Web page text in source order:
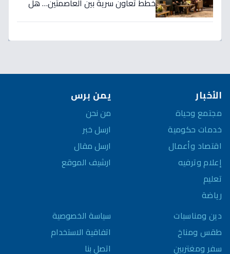
خطط تعاون سرية بين العاصمتين… هل
الأخبار
مجتمع وحياة
خدمات حكومية
اقتصاد وأعمال
إعلام وترفيه
تعليم
رياضة
دين ومناسبات
طقس ومناخ
سفر ومغتربين
يمن برس
من نحن
ارسل خبر
ارسل مقال
ارشيف الموقع
سياسة الخصوصية
اتفاقية الاستخدام
اتصل بنا